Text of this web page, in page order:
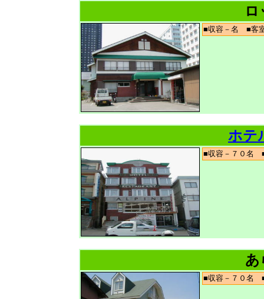
■収容－名 ■客
ホテ
■収容－７０名
あ
■収容－７０名